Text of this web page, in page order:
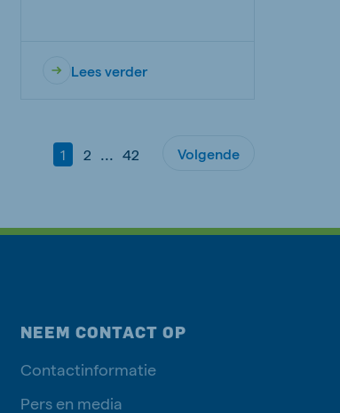
Lees verder
1 2 42 Volgende
NEEM CONTACT OP
Contactinformatie
Pers en media